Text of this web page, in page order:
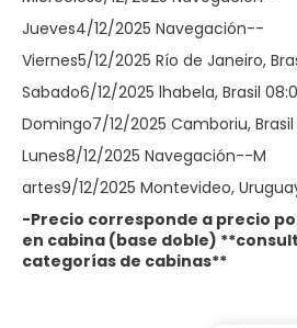
Jueves4/12/2025 Navegación--
Viernes5/12/2025 Río de Janeiro,
Sabado6/12/2025 lhabela, Brasil
Domingo7/12/2025 Camboriu, Brasil
Lunes8/12/2025 Navegación--M
artes9/12/2025 Montevideo,
-Precio corresponde a precio
en cabina (base doble)
categorías de cabinas**